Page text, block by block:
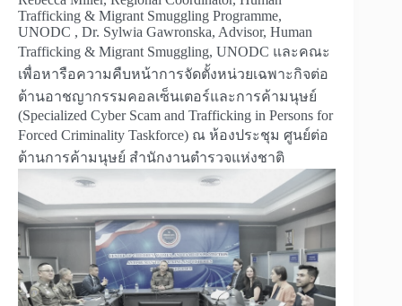
Trafficking & Migrant Smuggling Programme,
UNODC , Dr. Sylwia Gawronska, Advisor, Human
Trafficking & Migrant Smuggling, UNODC และคณะ
เพื่อหารือความคืบหน้าการจัดตั้งหน่วยเฉพาะกิจต่อ
ต้านอาชญากรรมคอลเซ็นเตอร์และการค้ามนุษย์
(Specialized Cyber Scam and Trafficking in Persons for
Forced Criminality Taskforce) ณ ห้องประชุม ศูนย์ต่อ
ต้านการค้ามนุษย์ สำนักงานตำรวจแห่งชาติ